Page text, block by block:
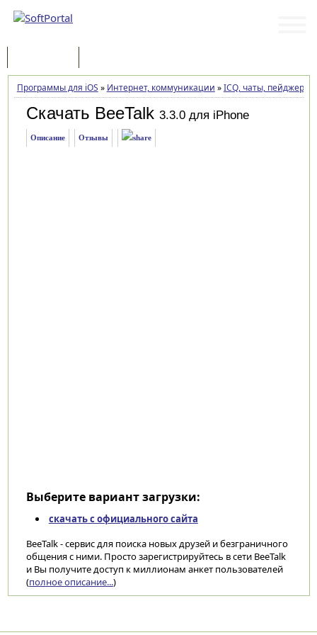
Программы для iOS » Интернет, коммуникации »ICQ, чаты, пейджеры
Скачать BeeTalk 3.3.0 для iPhone
Описание Отзывы
Выберите вариант загрузки:
скачать с официального сайта
BeeTalk - сервис для поиска новых друзей и безграничного
общения с ними. Просто зарегистрируйтесь в сети BeeTalk
и Вы получите доступ к миллионам анкет пользователей
(полное описание...)